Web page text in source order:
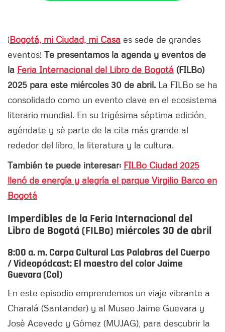
¡Bogotá, mi Ciudad, mi Casa es sede de grandes
eventos! Te presentamos la agenda y eventos de
la Feria Internacional del Libro de Bogotá (FILBo)
2025 para este miércoles 30 de abril. La FILBo se ha
consolidado como un evento clave en el ecosistema
literario mundial. En su trigésima séptima edición,
agéndate y sé parte de la cita más grande al
rededor del libro, la literatura y la cultura.
También te puede interesar: FILBo Ciudad 2025
llenó de energía y alegría el parque Virgilio Barco en
Bogotá
Imperdibles de la Feria Internacional del
Libro de Bogotá (FILBo) miércoles 30 de abril
8:00 a. m. Carpa Cultural Las Palabras del Cuerpo
/Videopódcast: El maestro del color Jaime
Guevara (Col)
En este episodio emprendemos un viaje vibrante a
Charalá (Santander) y al Museo Jaime Guevara y
José Acevedo y Gómez (MUJAG), para descubrir la